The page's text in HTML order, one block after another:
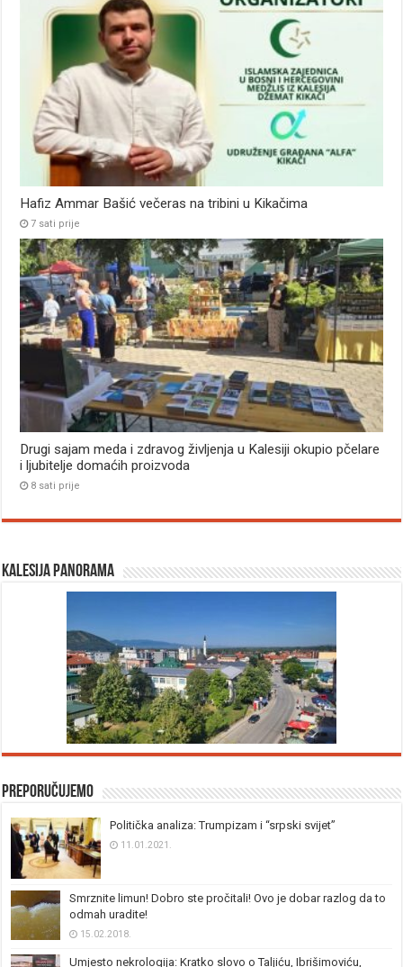
Hafiz Ammar Bašić večeras na tribini u Kikačima
7 sati prije
Drugi sajam meda i zdravog življenja u Kalesiji okupio pčelare
i ljubitelje domaćih proizvoda
8 sati prije
Kalesija panorama
Preporučujemo
Politička analiza: Trumpizam i “srpski svijet”
11.01.2021.
Smrznite limun! Dobro ste pročitali! Ovo je dobar razlog da to
odmah uradite!
15.02.2018.
Umjesto nekrologija: Kratko slovo o Taljiću, Ibrišimoviću,